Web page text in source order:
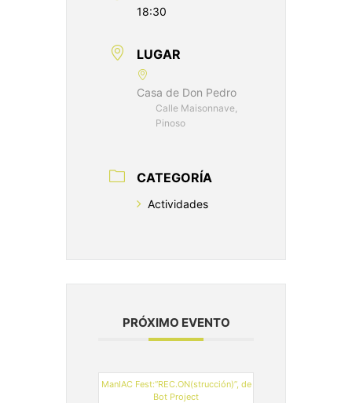
18:30
LUGAR
Casa de Don Pedro
Calle Maisonnave,
Pinoso
CATEGORÍA
Actividades
PRÓXIMO EVENTO
ManIAC Fest:“REC.ON(strucción)”, de
Bot Project